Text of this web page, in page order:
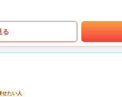
る
せたい人